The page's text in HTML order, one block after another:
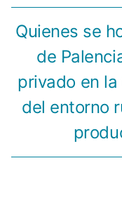
Quienes se
de
privado en
del entorno